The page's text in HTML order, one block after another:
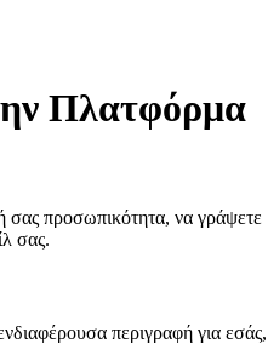
Πλατφόρμα
σας προσωπικότητα, να γράψετε
σας.
περιγραφή για